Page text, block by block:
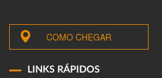
COMO CHEGAR
LINKS RÁPIDOS